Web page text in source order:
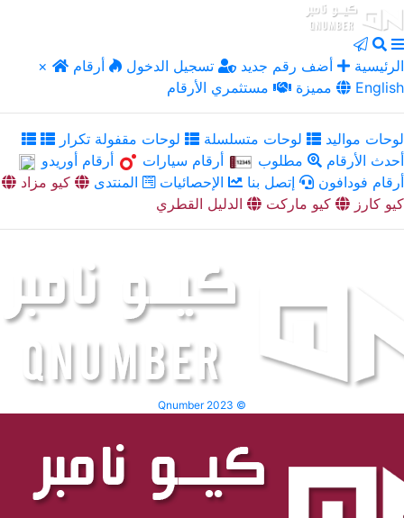
× الرئيسية أضف رقم جديد تسجيل الدخول
أرقام
مميزة
مستثمري الأرقام English
لوحات مواليد لوحات متسلسلة
لوحات مقفولة تكرار
أحدث الأرقام
مطلوب أرقام سيارات
أرقام أوريدو
أرقام فودافون
إتصل بنا الإحصائيات المنتدى
كيو مزاد
كيو كارز
كيو ماركت الدليل القطري
Qnumber 2023 ©